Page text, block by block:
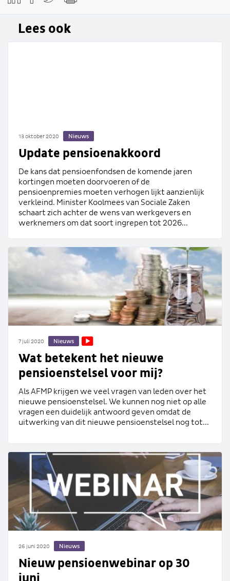
Lees ook
13 oktober 2020 Nieuws
Update pensioenakkoord
De kans dat pensioenfondsen de komende jaren
kortingen moeten doorvoeren of de
pensioenpremies moeten verhogen lijkt aanzienlijk
verkleind. Minister Koolmees van Sociale Zaken
schaart zich achter de wens van werkgevers en
werknemers om dat soort ingrepen tot 2026...
7 juli 2020 Nieuws
Wat betekent het nieuwe
pensioenstelsel voor mij?
Als AFMP krijgen we veel vragen van leden over het
nieuwe pensioenstelsel. We kunnen nog niet op alle
vragen een duidelijk antwoord geven omdat de
uitwerking van dit nieuwe pensioenstelsel nog tot...
26 juni 2020 Nieuws
Nieuw pensioenwebinar op 30
juni